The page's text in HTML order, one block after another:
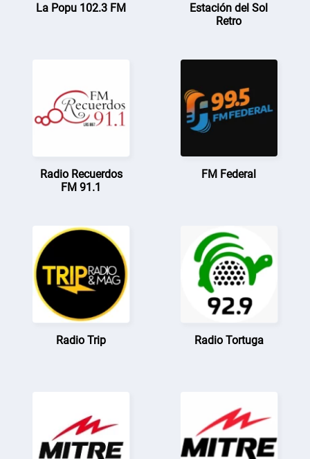
La Popu 102.3 FM
Estación del Sol
Retro
Radio Recuerdos
FM 91.1
FM Federal
Radio Trip Radio Tortuga